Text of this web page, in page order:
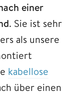
einer
. Sie ist sehr
als unsere
kabellose
über einen